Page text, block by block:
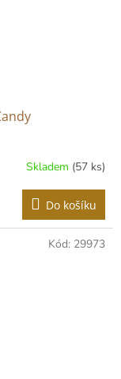
Skladem (57 ks)
Do košíku
Kód: 29973